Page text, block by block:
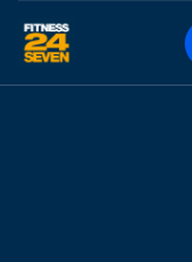
Logo